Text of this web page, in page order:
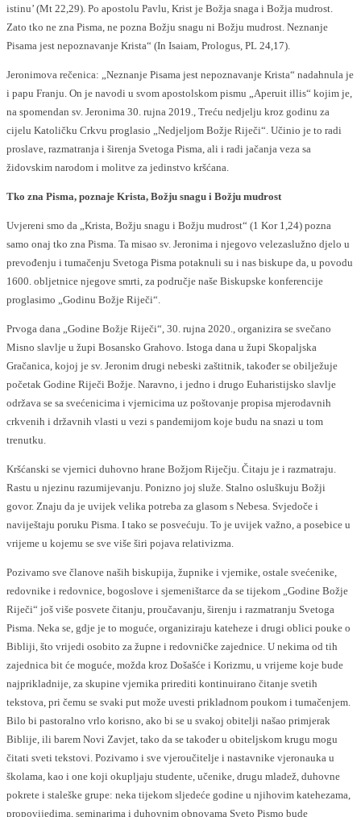
istinu’ (Mt 22,29). Po apostolu Pavlu, Krist je Božja snaga i Božja mudrost.
Zato tko ne zna Pisma, ne pozna Božju snagu ni Božju mudrost. Neznanje
Pisama jest nepoznavanje Krista“ (In Isaiam, Prologus, PL 24,17).
Jeronimova rečenica: „Neznanje Pisama jest nepoznavanje Krista“ nadahnula je
i papu Franju. On je navodi u svom apostolskom pismu „Aperuit illis“ kojim je,
na spomendan sv. Jeronima 30. rujna 2019., Treću nedjelju kroz godinu za
cijelu Katoličku Crkvu proglasio „Nedjeljom Božje Riječi“. Učinio je to radi
proslave, razmatranja i širenja Svetoga Pisma, ali i radi jačanja veza sa
židovskim narodom i molitve za jedinstvo kršćana.
Tko zna Pisma, poznaje Krista, Božju snagu i Božju mudrost
Uvjereni smo da „Krista, Božju snagu i Božju mudrost“ (1 Kor 1,24) pozna
samo onaj tko zna Pisma. Ta misao sv. Jeronima i njegovo velezaslužno djelo u
prevođenju i tumačenju Svetoga Pisma potaknuli su i nas biskupe da, u povodu
1600. obljetnice njegove smrti, za područje naše Biskupske konferencije
proglasimo „Godinu Božje Riječi“.
Prvoga dana „Godine Božje Riječi“, 30. rujna 2020., organizira se svečano
Misno slavlje u župi Bosansko Grahovo. Istoga dana u župi Skopaljska
Gračanica, kojoj je sv. Jeronim drugi nebeski zaštitnik, također se obilježuje
početak Godine Riječi Božje. Naravno, i jedno i drugo Euharistijsko slavlje
održava se sa svećenicima i vjernicima uz poštovanje propisa mjerodavnih
crkvenih i državnih vlasti u vezi s pandemijom koje budu na snazi u tom
trenutku.
Kršćanski se vjernici duhovno hrane Božjom Riječju. Čitaju je i razmatraju.
Rastu u njezinu razumijevanju. Ponizno joj služe. Stalno osluškuju Božji
govor. Znaju da je uvijek velika potreba za glasom s Nebesa. Svjedoče i
naviještaju poruku Pisma. I tako se posvećuju. To je uvijek važno, a posebice u
vrijeme u kojemu se sve više širi pojava relativizma.
Pozivamo sve članove naših biskupija, župnike i vjernike, ostale svećenike,
redovnike i redovnice, bogoslove i sjemeništarce da se tijekom „Godine Božje
Riječi“ još više posvete čitanju, proučavanju, širenju i razmatranju Svetoga
Pisma. Neka se, gdje je to moguće, organiziraju kateheze i drugi oblici pouke o
Bibliji, što vrijedi osobito za župne i redovničke zajednice. U nekima od tih
zajednica bit će moguće, možda kroz Došašće i Korizmu, u vrijeme koje bude
najprikladnije, za skupine vjernika prirediti kontinuirano čitanje svetih
tekstova, pri čemu se svaki put može uvesti prikladnom poukom i tumačenjem.
Bilo bi pastoralno vrlo korisno, ako bi se u svakoj obitelji našao primjerak
Biblije, ili barem Novi Zavjet, tako da se također u obiteljskom krugu mogu
čitati sveti tekstovi. Pozivamo i sve vjeroučitelje i nastavnike vjeronauka u
školama, kao i one koji okupljaju studente, učenike, drugu mladež, duhovne
pokrete i staleške grupe: neka tijekom sljedeće godine u njihovim katehezama,
propovijedima, seminarima i duhovnim obnovama Sveto Pismo bude